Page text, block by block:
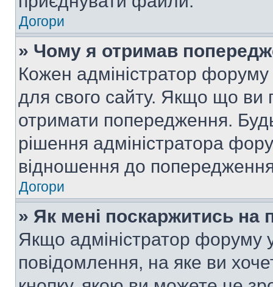
Догори
» Чому я отримав
Кожен адміністратор
для свого сайту. Якщо що
отримати попередження.
рішення адміністратора
відношення до
Догори
» Як мені поскаржитись на
Якщо адміністратор форуму
повідомлення, на яке ви